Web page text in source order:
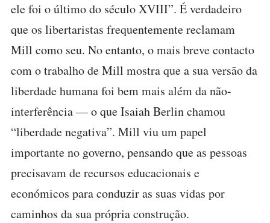
ele foi o último do século XVIII”. É verdadeiro
que os libertaristas frequentemente reclamam
Mill como seu. No entanto, o mais breve contacto
com o trabalho de Mill mostra que a sua versão da
liberdade humana foi bem mais além da não-
interferência — o que Isaiah Berlin chamou
“liberdade negativa”. Mill viu um papel
importante no governo, pensando que as pessoas
precisavam de recursos educacionais e
económicos para conduzir as suas vidas por
caminhos da sua própria construção.